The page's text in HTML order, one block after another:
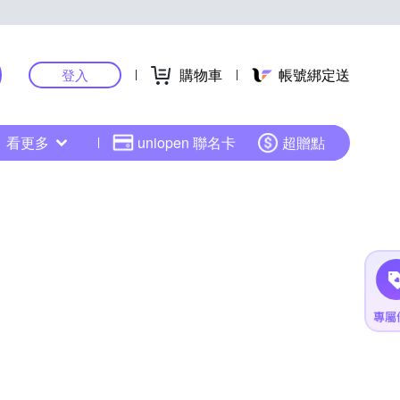
登入 購物車 帳號綁定送
看更多 uniopen 聯名卡 超贈點